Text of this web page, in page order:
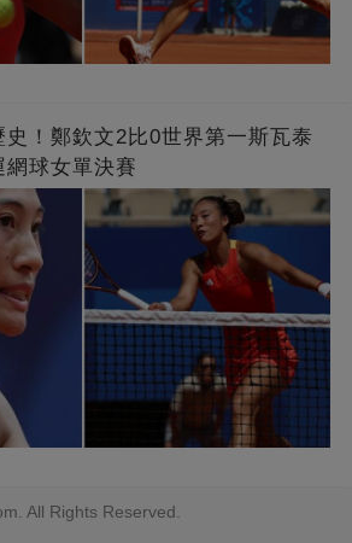
！鄭欽文2比0世界第一斯瓦泰
球女單決賽
All Rights Reserved.